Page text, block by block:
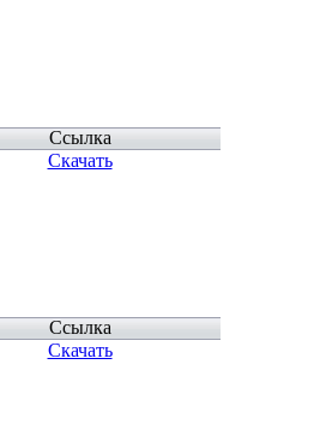
Ссылка
Скачать
Ссылка
Скачать